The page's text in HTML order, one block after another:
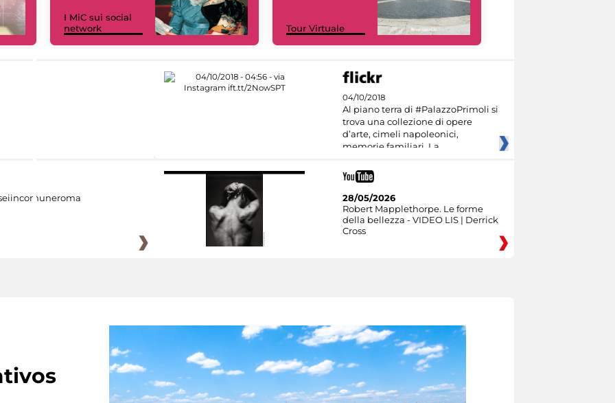
I MiC sui social
network
Tour Virtuale
04/10/2018
Al piano terra di #PalazzoPrimoli si
trova una collezione di opere
d’arte, cimeli napoleonici,
memorie familiari. La
28/05/2026
Robert Mapplethorpe. Le forme
della bellezza - VIDEO LIS | Derrick
Cross